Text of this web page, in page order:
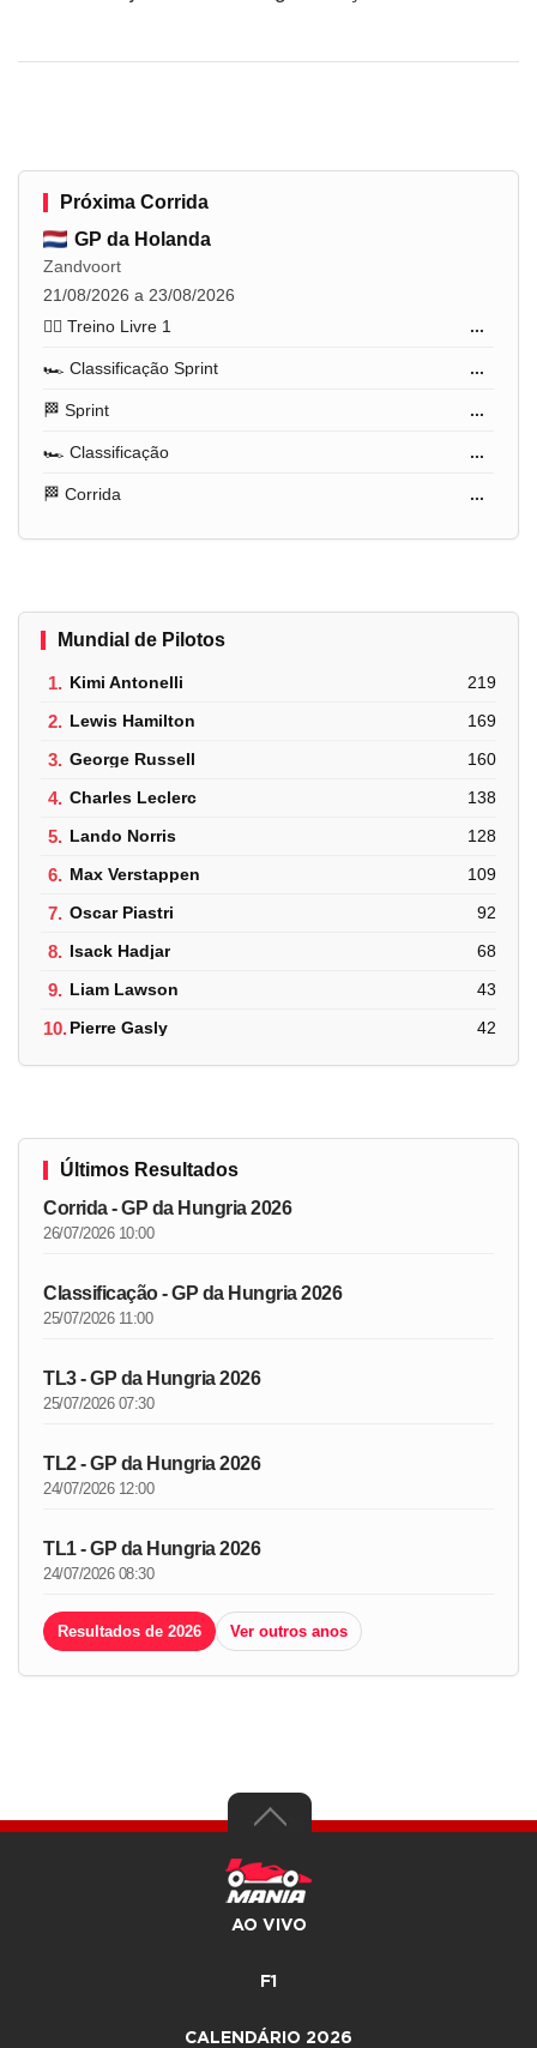
Próxima Corrida
GP da Holanda
Zandvoort
21/08/2026 a 23/08/2026
🏋️‍♂️ Treino Livre 1
...
🏎️ Classificação Sprint ...
🏁 Sprint ...
🏎️ Classificação ...
🏁 Corrida ...
Mundial de Pilotos
1. Kimi Antonelli 219
2. Lewis Hamilton 169
3. George Russell 160
4. Charles Leclerc 138
5. Lando Norris 128
6. Max Verstappen 109
7. Oscar Piastri 92
8. Isack Hadjar 68
9. Liam Lawson 43
10.Pierre Gasly 42
Últimos Resultados
Corrida - GP da Hungria 2026
26/07/2026 10:00
Classificação - GP da Hungria 2026
25/07/2026 11:00
TL3 - GP da Hungria 2026
25/07/2026 07:30
TL2 - GP da Hungria 2026
24/07/2026 12:00
TL1 - GP da Hungria 2026
24/07/2026 08:30
Resultados de 2026 Ver outros anos
AO VIVO
F1
CALENDÁRIO 2026